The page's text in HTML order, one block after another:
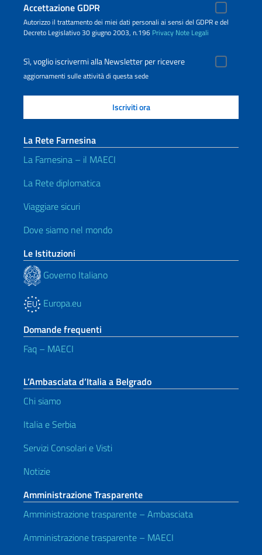
Accettazione GDPR
Autorizzo il trattamento dei miei dati personali ai sensi del GDPR e del
Decreto Legislativo 30 giugno 2003, n.196 Privacy Note Legali
Sì, voglio iscrivermi alla Newsletter per ricevere
aggiornamenti sulle attività di questa sede
La Rete Farnesina
La Farnesina – il MAECI
La Rete diplomatica
Viaggiare sicuri
Dove siamo nel mondo
Le Istituzioni
Governo Italiano
Europa.eu
Domande frequenti
Faq – MAECI
L’Ambasciata d’Italia a Belgrado
Chi siamo
Italia e Serbia
Servizi Consolari e Visti
Notizie
Amministrazione Trasparente
Amministrazione trasparente – Ambasciata
Amministrazione trasparente – MAECI